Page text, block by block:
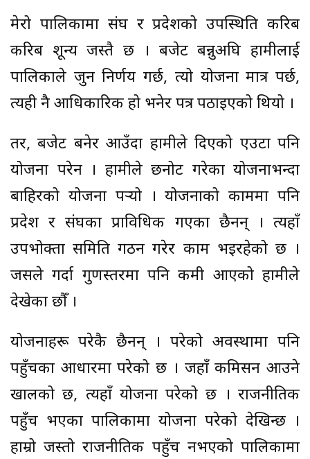
मेरो पालिकामा संघ र प्रदेशको उपस्थिति करिब
करिब शून्य जस्तै छ । बजेट बन्नुअघि हामीलाई
पालिकाले जुन निर्णय गर्छ, त्यो योजना मात्र पर्छ,
त्यही नै आधिकारिक हो भनेर पत्र पठाइएको थियो ।
तर, बजेट बनेर आउँदा हामीले दिएको एउटा पनि
योजना परेन । हामीले छनोट गरेका योजनाभन्दा
बाहिरको योजना पर्‍यो । योजनाको काममा पनि
प्रदेश र संघका प्राविधिक गएका छैनन् । त्यहाँ
उपभोक्ता समिति गठन गरेर काम भइरहेको छ ।
जसले गर्दा गुणस्तरमा पनि कमी आएको हामीले
देखेका छौँ ।
योजनाहरू परेकै छैनन् । परेको अवस्थामा पनि
पहुँचका आधारमा परेको छ । जहाँ कमिसन आउने
खालको छ, त्यहाँ योजना परेको छ । राजनीतिक
पहुँच भएका पालिकामा योजना परेको देखिन्छ ।
हाम्रो जस्तो राजनीतिक पहुँच नभएको पालिकामा